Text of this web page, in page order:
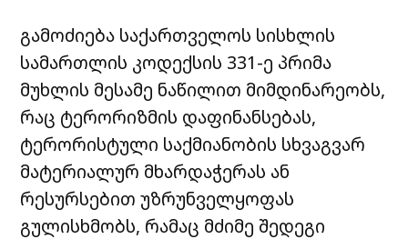
გამოძიება საქართველოს სისხლის
სამართლის კოდექსის 331-ე პრიმა
მუხლის მესამე ნაწილით მიმდინარეობს,
რაც ტერორიზმის დაფინანსებას,
ტერორისტული საქმიანობის სხვაგვარ
მატერიალურ მხარდაჭერას ან
რესურსებით უზრუნველყოფას
გულისხმობს, რამაც მძიმე შედეგი